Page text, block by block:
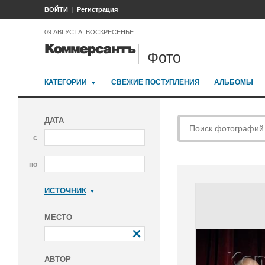
ВОЙТИ Регистрация
09 АВГУСТА, ВОСКРЕСЕНЬЕ
Фото
КАТЕГОРИИ СВЕЖИЕ ПОСТУПЛЕНИЯ АЛЬБОМЫ
ДАТА
с
по
ИСТОЧНИК
МЕСТО
АВТОР